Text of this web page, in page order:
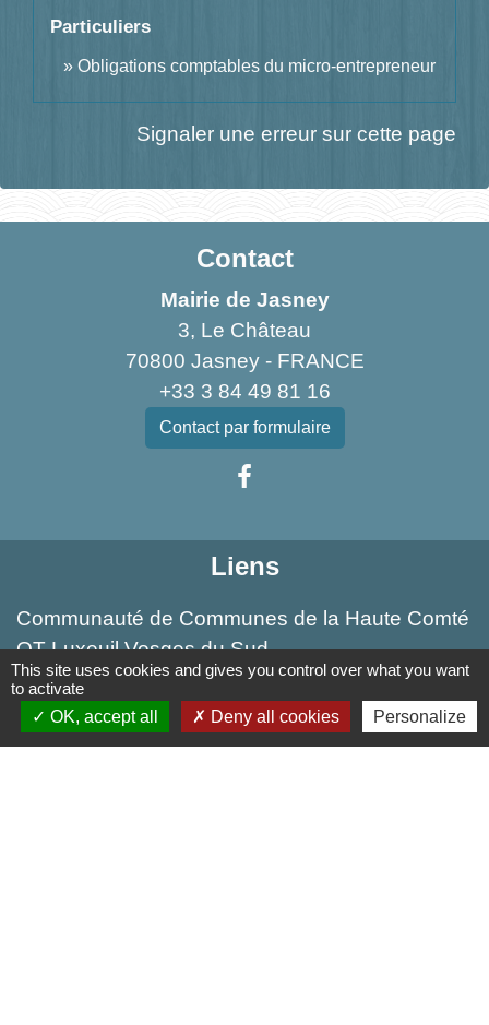
Particuliers
Obligations comptables du micro-entrepreneur
Signaler une erreur sur cette page
Contact
Mairie de Jasney
3, Le Château
70800 Jasney - FRANCE
+33 3 84 49 81 16
Contact par formulaire
Liens
Communauté de Communes de la Haute Comté
OT Luxeuil Vosges du Sud
Association pour le Développement du Pays
des 3 Provinces
This site uses cookies and gives you control over what you want
to activate
OK, accept all
Deny all cookies Personalize